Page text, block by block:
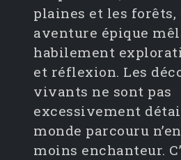
plaines et les
aventure épique
habilement
et réflexion. Les
vivants ne sont pas
excessivement
monde parcouru
moins enchanteur.